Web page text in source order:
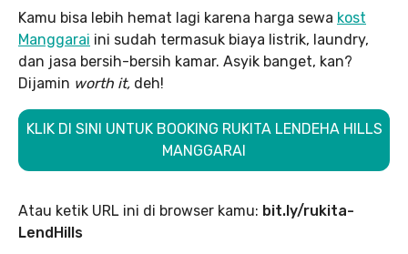
Kamu bisa lebih hemat lagi karena harga sewa kost
Manggarai ini sudah termasuk biaya listrik, laundry,
dan jasa bersih-bersih kamar. Asyik banget, kan?
Dijamin worth it, deh!
KLIK DI SINI UNTUK BOOKING RUKITA LENDEHA HILLS
MANGGARAI
Atau ketik URL ini di browser kamu: bit.ly/rukita-
LendHills